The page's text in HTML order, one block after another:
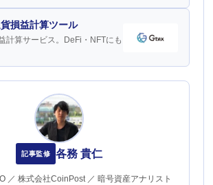
損益計算ツール
計算サービス。DeFi・NFTにも
記事監修 各務 貴仁
／ 株式会社CoinPost ／ 暗号資産アナリスト